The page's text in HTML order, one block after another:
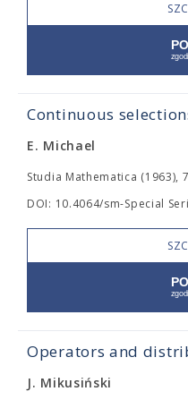
Continuous
E. Michael
Studia Mathematica (1963),
DOI: 10.4064/sm-Special
Operators and
J. Mikusiński